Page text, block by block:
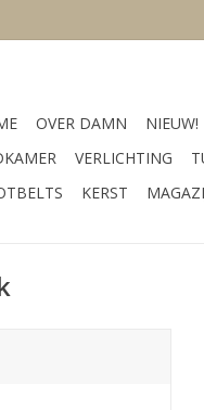
OVER DAMN NIEUW!
VERLICHTING
KERST